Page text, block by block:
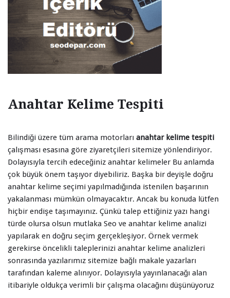
Anahtar Kelime Tespiti
Bilindiği üzere tüm arama motorları anahtar kelime tespiti
çalışması esasına göre ziyaretçileri sitemize yönlendiriyor.
Dolayısıyla tercih edeceğiniz anahtar kelimeler Bu anlamda
çok büyük önem taşıyor diyebiliriz. Başka bir deyişle doğru
anahtar kelime seçimi yapılmadığında istenilen başarının
yakalanması mümkün olmayacaktır. Ancak bu konuda lütfen
hiçbir endişe taşımayınız. Çünkü talep ettiğiniz yazı hangi
türde olursa olsun mutlaka Seo ve anahtar kelime analizi
yapılarak en doğru seçim gerçekleşiyor. Örnek vermek
gerekirse öncelikli taleplerinizi anahtar kelime analizleri
sonrasında yazılarımız sitemize bağlı makale yazarları
tarafından kaleme alınıyor. Dolayısıyla yayınlanacağı alan
itibariyle oldukça verimli bir çalışma olacağını düşünüyoruz